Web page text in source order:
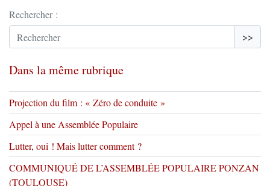
Rechercher :
>>
Dans la même rubrique
Projection du film : « Zéro de conduite »
Appel à une Assemblée Populaire
Lutter, oui ! Mais lutter comment ?
COMMUNIQUÉ DE L’ASSEMBLÉE POPULAIRE PONZAN
(TOULOUSE)